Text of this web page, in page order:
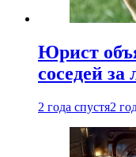
Юрист
соседей за
2 года спустя2